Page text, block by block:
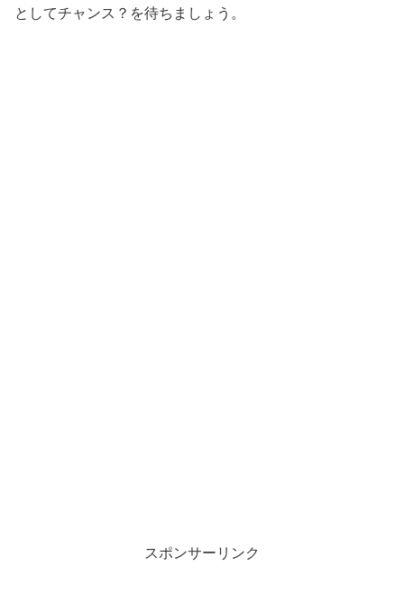
としてチャンス？を待ちましょう。
スポンサーリンク